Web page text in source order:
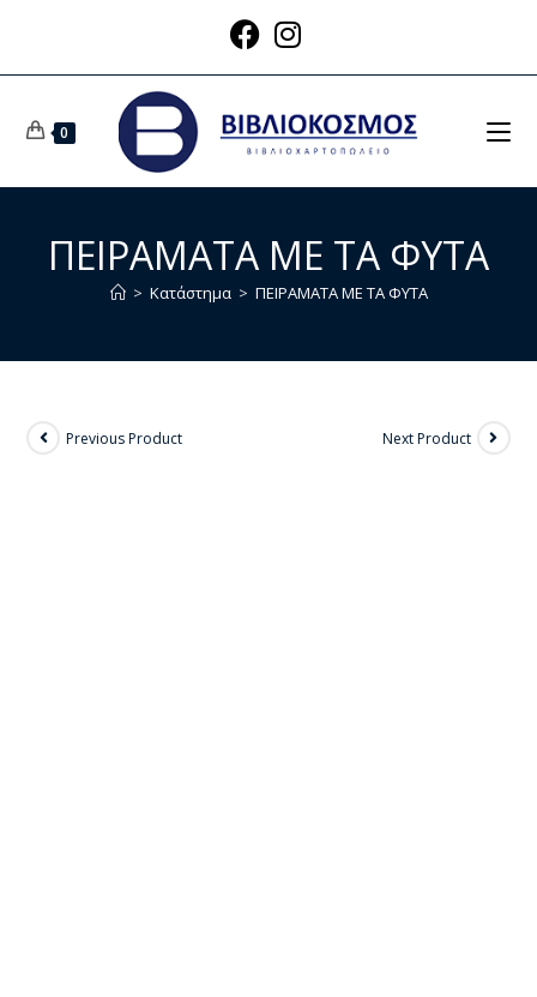
0
ΠΕΙΡΑΜΑΤΑ ΜΕ ΤΑ ΦΥΤΑ
> Κατάστημα > ΠΕΙΡΑΜΑΤΑ ΜΕ ΤΑ ΦΥΤΑ
Previous Product Next Product